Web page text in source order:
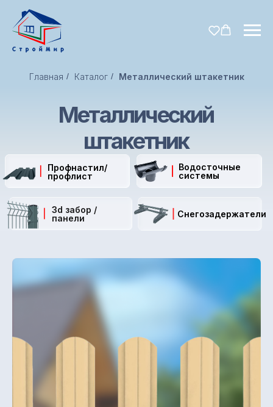
Главная / Каталог / Металлический штакетник
Металлический
панели
Профнастил/
Водосточные